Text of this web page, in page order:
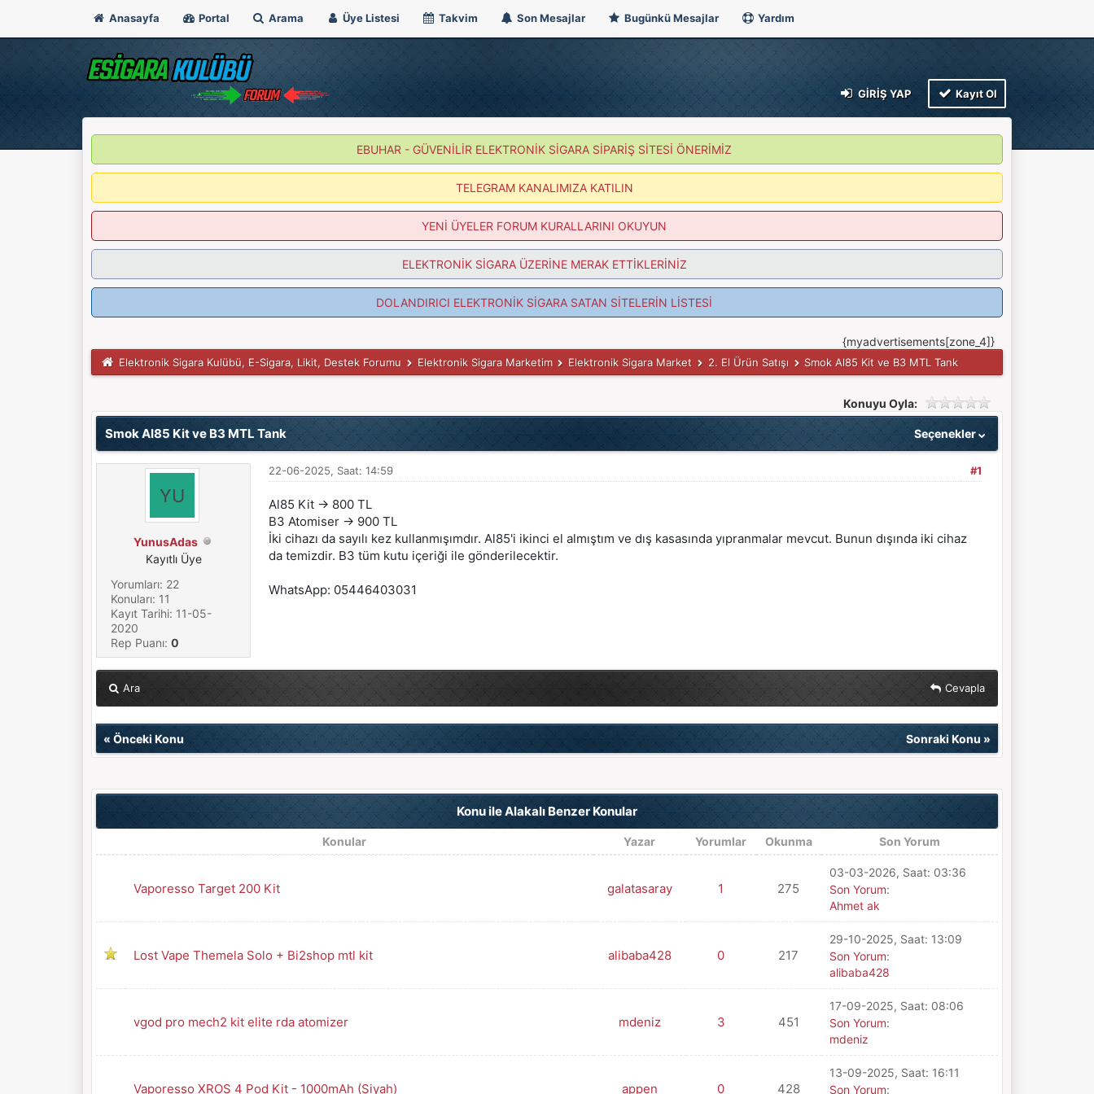
Anasayfa Portal Arama Üye Listesi Takvim Son Mesajlar Bugünkü Mesajlar Yardım
GIRIŞ YAP Kayıt Ol
EBUHAR - GÜVENİLİR ELEKTRONİK SİGARA SİPARİŞ SİTESİ ÖNERİMİZ
TELEGRAM KANALIMIZA KATILIN
YENİ ÜYELER FORUM KURALLARINI OKUYUN
ELEKTRONİK SİGARA ÜZERİNE MERAK ETTİKLERİNİZ
DOLANDIRICI ELEKTRONİK SİGARA SATAN SİTELERİN LİSTESİ
{myadvertisements[zone_4]}
Elektronik Sigara Kulübü, E-Sigara, Likit, Destek Forumu Elektronik Sigara Marketim Elektronik Sigara Market 2. El Ürün Satışı Smok Al85 Kit ve B3 MTL Tank
Konuyu Oyla:
Seçenekler
Smok Al85 Kit ve B3 MTL Tank
YunusAdas
Kayıtlı Üye
Yorumları: 22
Konuları: 11
Kayıt Tarihi: 11-05-
2020
Rep Puanı:0
#1
22-06-2025, Saat: 14:59
Al85 Kit -> 800 TL
B3 Atomiser -> 900 TL
İki cihazı da sayılı kez kullanmışımdır. Al85'i ikinci el almıştım ve dış kasasında yıpranmalar mevcut. Bunun dışında iki cihaz
da temizdir. B3 tüm kutu içeriği ile gönderilecektir.
WhatsApp: 05446403031
Ara Cevapla
« Önceki Konu Sonraki Konu »
Konu ile Alakalı Benzer Konular
Konular Yazar Yorumlar Okunma Son Yorum
Vaporesso Target 200 Kit galatasaray 1 275
03-03-2026, Saat: 03:36
Son Yorum:
Ahmet ak
Lost Vape Themela Solo + Bi2shop mtl kit alibaba428 0 217
29-10-2025, Saat: 13:09
Son Yorum:
alibaba428
vgod pro mech2 kit elite rda atomizer mdeniz 3 451
17-09-2025, Saat: 08:06
Son Yorum:
mdeniz
Vaporesso XROS 4 Pod Kit - 1000mAh (Siyah) appen 0 428
13-09-2025, Saat: 16:11
Son Yorum: